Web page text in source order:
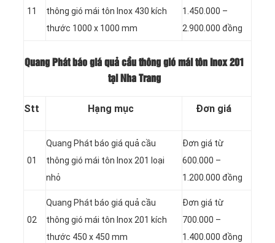
11
thông gió mái tôn Inox 430 kích
thước 1000 x 1000 mm
1.450.000 –
2.900.000 đồng
Quang Phát báo giá quả cầu thông gió mái tôn Inox 201
tại Nha Trang
Stt Hạng mục Đơn giá
01
Quang Phát báo giá quả cầu
thông gió mái tôn Inox 201 loại
nhỏ
Đơn giá từ
600.000 –
1.200.000 đồng
02
Quang Phát báo giá quả cầu
thông gió mái tôn Inox 201 kích
thước 450 x 450 mm
Đơn giá từ
700.000 –
1.400.000 đồng